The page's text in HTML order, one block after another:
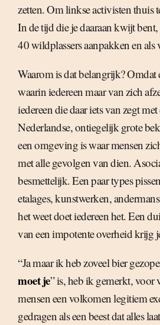
zetten. Om linkse activisten thuis
In de tijd die je daaraan kwijt
40 wildplassers aanpakken en als
Waarom is dat belangrijk?
waarin iedereen maar van zich
iedereen die daar iets van zegt
Nederlandse, ontiegelijk grote
een omgeving is waar mensen
met alle gevolgen van dien.
besmettelijk. Een paar types
etalages, kunstwerken,
het weet doet iedereen het. Een
van een impotente overheid krijg
“Ja maar ik heb zoveel bier
moet je” is, heb ik gemerkt, voor
mensen een volkomen legitiem
gedragen als een beest dat alles